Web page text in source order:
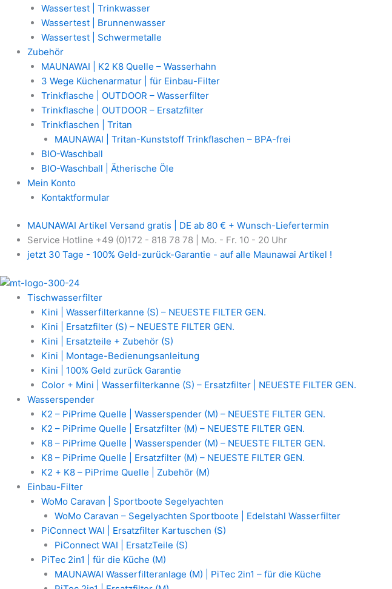
Wassertest | Trinkwasser
Wassertest | Brunnenwasser
Wassertest | Schwermetalle
Zubehör
MAUNAWAI | K2 K8 Quelle – Wasserhahn
3 Wege Küchenarmatur | für Einbau-Filter
Trinkflasche | OUTDOOR – Wasserfilter
Trinkflasche | OUTDOOR – Ersatzfilter
Trinkflaschen | Tritan
MAUNAWAI | Tritan-Kunststoff Trinkflaschen – BPA-frei
BIO-Waschball
BIO-Waschball | Ätherische Öle
Mein Konto
Kontaktformular
MAUNAWAI Artikel Versand gratis | DE ab 80 € + Wunsch-Liefertermin
Service Hotline +49 (0)172 - 818 78 78 | Mo. - Fr. 10 - 20 Uhr
jetzt 30 Tage - 100% Geld-zurück-Garantie - auf alle Maunawai Artikel !
Tischwasserfilter
Kini | Wasserfilterkanne (S) – NEUESTE FILTER GEN.
Kini | Ersatzfilter (S) – NEUESTE FILTER GEN.
Kini | Ersatzteile + Zubehör (S)
Kini | Montage-Bedienungsanleitung
Kini | 100% Geld zurück Garantie
Color + Mini | Wasserfilterkanne (S) – Ersatzfilter | NEUESTE FILTER GEN.
Wasserspender
K2 – PiPrime Quelle | Wasserspender (M) – NEUESTE FILTER GEN.
K2 – PiPrime Quelle | Ersatzfilter (M) – NEUESTE FILTER GEN.
K8 – PiPrime Quelle | Wasserspender (M) – NEUESTE FILTER GEN.
K8 – PiPrime Quelle | Ersatzfilter (M) – NEUESTE FILTER GEN.
K2 + K8 – PiPrime Quelle | Zubehör (M)
Einbau-Filter
WoMo Caravan | Sportboote Segelyachten
WoMo Caravan – Segelyachten Sportboote | Edelstahl Wasserfilter
PiConnect WAI | Ersatzfilter Kartuschen (S)
PiConnect WAI | ErsatzTeile (S)
PiTec 2in1 | für die Küche (M)
MAUNAWAI Wasserfilteranlage (M) | PiTec 2in1 – für die Küche